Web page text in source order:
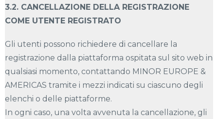
3.2. CANCELLAZIONE DELLA REGISTRAZIONE
COME UTENTE REGISTRATO
Gli utenti possono richiedere di cancellare la
registrazione dalla piattaforma ospitata sul sito web in
qualsiasi momento, contattando MINOR EUROPE &
AMERICAS tramite i mezzi indicati su ciascuno degli
elenchi o delle piattaforme.
In ogni caso, una volta avvenuta la cancellazione, gli